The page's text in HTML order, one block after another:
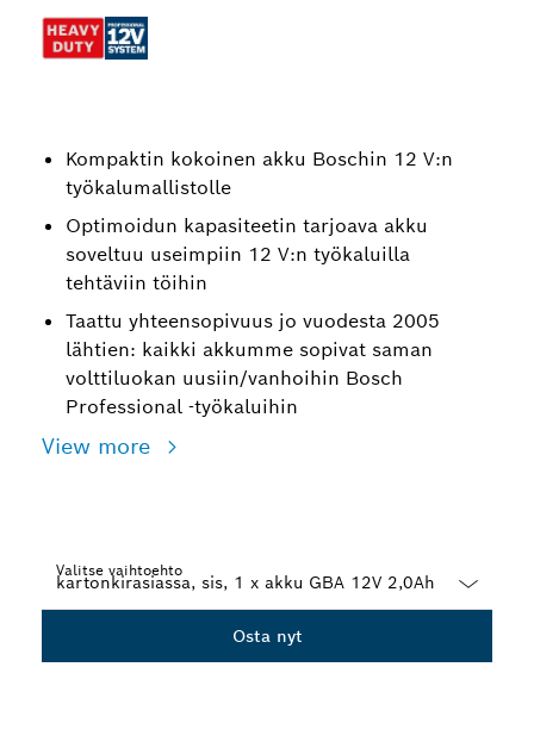
Kompaktin kokoinen akku Boschin 12 V:n
työkalumallistolle
Optimoidun kapasiteetin tarjoava akku
soveltuu useimpiin 12 V:n työkaluilla
tehtäviin töihin
Taattu yhteensopivuus jo vuodesta 2005
lähtien: kaikki akkumme sopivat saman
volttiluokan uusiin/vanhoihin Bosch
Professional -työkaluihin
View more
Valitse vaihtoehto
Osta nyt